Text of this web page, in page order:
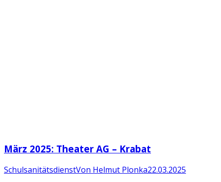
März 2025: Theater AG – Krabat
SchulsanitätsdienstVon Helmut Plonka22.03.2025